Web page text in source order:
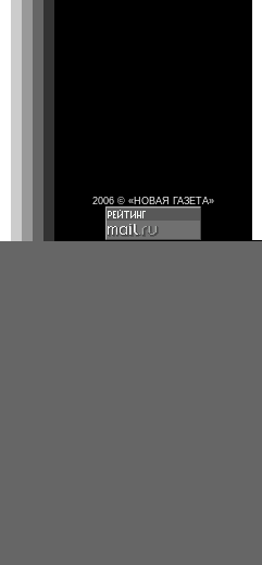
2006 © «НОВАЯ ГАЗЕТА»